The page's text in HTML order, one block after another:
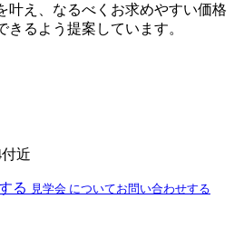
叶え、なるべくお求めやすい価格
るよう提案しています。
近
る 見学会 についてお問い合わせする